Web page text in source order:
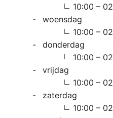
10:00 –
woensdag
10:00 –
donderdag
10:00 –
vrijdag
10:00 –
zaterdag
10:00 –